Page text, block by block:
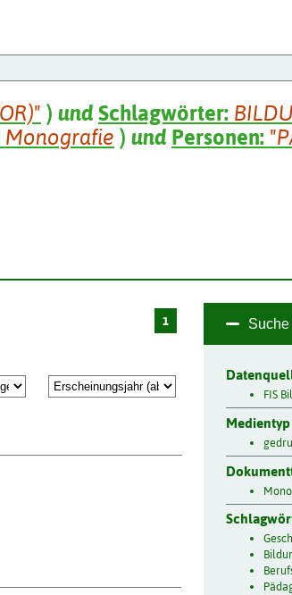
) und Schlagwörter:
Monografie ) und Personen:
1
FIS
Medientyp